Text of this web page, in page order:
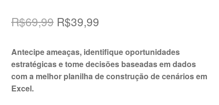
R$69,99 O
original
era:
R$39,99O
atual
é:
Antecipe ameaças, identifique oportunidades
estratégicas e tome decisões baseadas em dados
com a melhor planilha de construção de cenários em
Excel.